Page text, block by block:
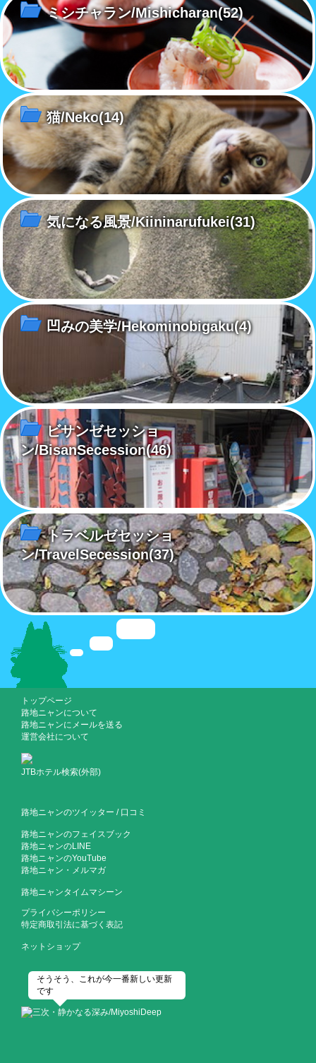
ミシチャラン/Mishicharan(52)
猫/Neko(14)
気になる風景/Kiininarufukei(31)
凹みの美学/Hekominobigaku(4)
ビサンゼセッショ
ン/BisanSecession(46)
トラベルゼセッショ
ン/TravelSecession(37)
トップページ
路地ニャンについて
路地ニャンにメールを送る
運営会社について
JTBホテル検索(外部)
路地ニャンのツイッター / 口コミ
路地ニャンのフェイスブック
路地ニャンのLINE
路地ニャンのYouTube
路地ニャン・メルマガ
路地ニャンタイムマシーン
プライバシーポリシー
特定商取引法に基づく表記
ネットショップ
そうそう、これが今一番新しい更新
です